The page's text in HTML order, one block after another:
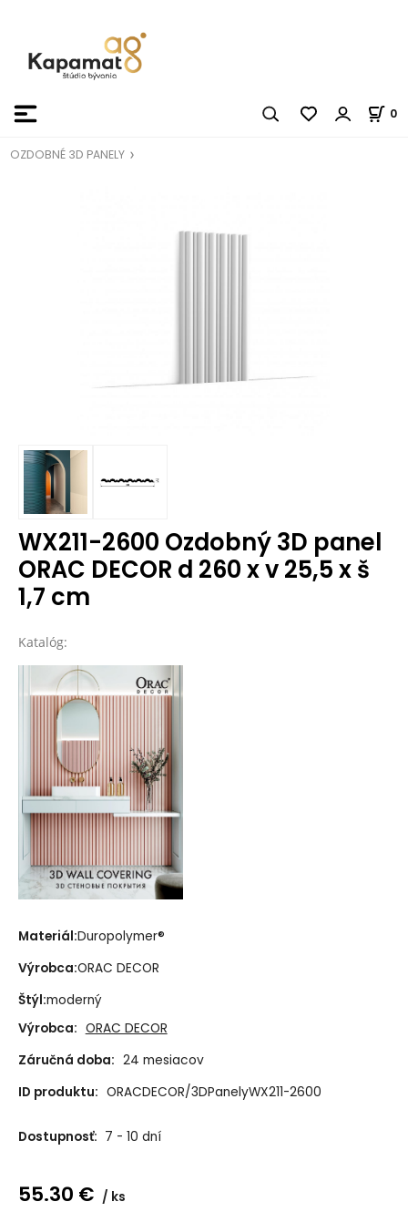
0
OZDOBNÉ 3D PANELY
WX211-2600 Ozdobný 3D panel
ORAC DECOR d 260 x v 25,5 x š
1,7 cm
Katalóg:
Materiál:Duropolymer®
Výrobca:ORAC DECOR
Štýl:moderný
Výrobca: ORAC DECOR
Záručná doba: 24 mesiacov
ID produktu: ORACDECOR/3DPanelyWX211-2600
Dostupnosť: 7 - 10 dní
55.30 € ks